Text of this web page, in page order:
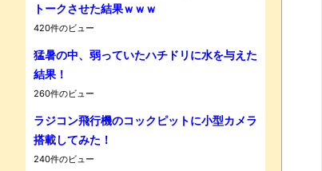
トークさせた結果ｗｗｗ
420件のビュー
猛暑の中、弱っていたハチドリに水を与えた
結果！
260件のビュー
ラジコン飛行機のコックピットに小型カメラ
搭載してみた！
240件のビュー